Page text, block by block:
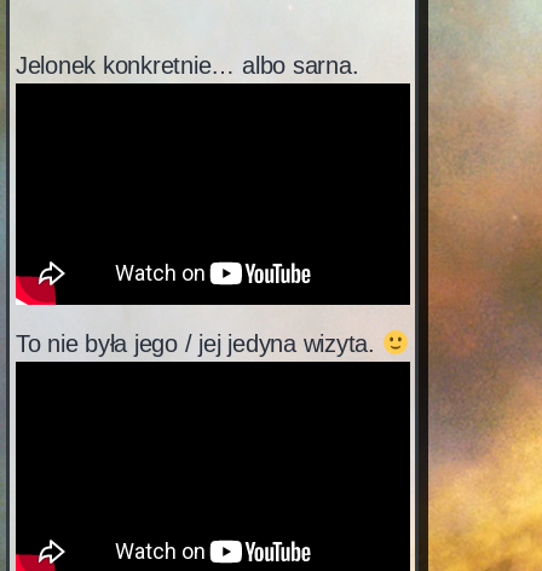
Jelonek konkretnie… albo sarna.
To nie była jego / jej jedyna wizyta.